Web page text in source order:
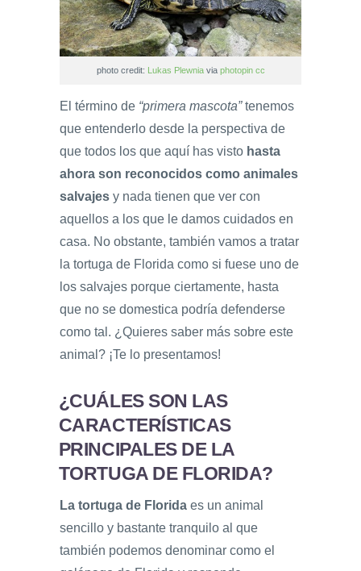
photo credit: Lukas Plewniavia photopin cc
El término de “primera mascota”tenemos
que entenderlo desde la perspectiva de
que todos los que aquí has visto hasta
ahora son reconocidos como animales
salvajes y nada tienen que ver con
aquellos a los que le damos cuidados en
casa. No obstante, también vamos a tratar
la tortuga de Florida como si fuese uno de
los salvajes porque ciertamente, hasta
que no se domestica podría defenderse
como tal. ¿Quieres saber más sobre este
animal? ¡Te lo presentamos!
¿CUÁLES SON LAS
CARACTERÍSTICAS
PRINCIPALES DE LA
TORTUGA DE FLORIDA?
La tortuga de Florida es un animal
sencillo y bastante tranquilo al que
también podemos denominar como el